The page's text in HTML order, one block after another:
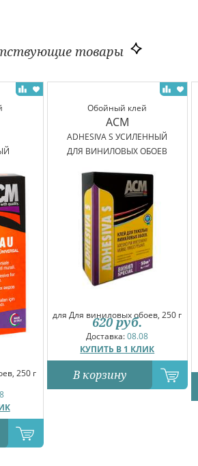
товары
250 г
Обойный клей
ACM
ADHESIVA S УСИЛЕННЫЙ
ДЛЯ ВИНИЛОВЫХ ОБОЕВ
для Для виниловых обоев, 250 г
Доставка:08.08
КУПИТЬ В 1 КЛИК
620 руб.
В корзину